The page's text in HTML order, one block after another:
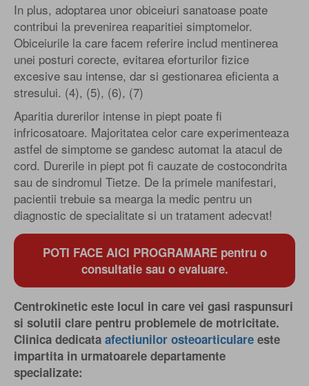
In plus, adoptarea unor obiceiuri sanatoase poate
contribui la prevenirea reaparitiei simptomelor.
Obiceiurile la care facem referire includ mentinerea
unei posturi corecte, evitarea eforturilor fizice
excesive sau intense, dar si gestionarea eficienta a
stresului. (4), (5), (6), (7)
Aparitia durerilor intense in piept poate fi
infricosatoare. Majoritatea celor care experimenteaza
astfel de simptome se gandesc automat la atacul de
cord. Durerile in piept pot fi cauzate de costocondrita
sau de sindromul Tietze. De la primele manifestari,
pacientii trebuie sa mearga la medic pentru un
diagnostic de specialitate si un tratament adecvat!
POTI FACE AICI PROGRAMARE pentru o
consultatie sau o evaluare.
Centrokinetic este locul in care vei gasi raspunsuri
si solutii clare pentru problemele de motricitate.
Clinica dedicata afectiunilor osteoarticulare este
impartita in urmatoarele departamente
specializate: